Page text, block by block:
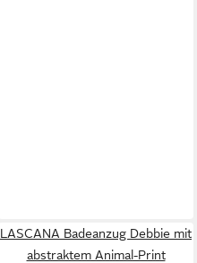
LASCANA Badeanzug Debbie mit
abstraktem Animal-Print